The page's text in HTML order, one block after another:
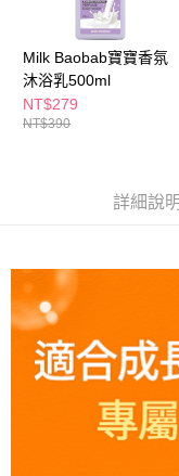
１．透過由恩沛科技股
易，需依本服務之必要
權轉讓予恩沛科技股份有
２．關於個人資料處理事
https://aftee.tw/terms/
３．未成年的使用者請事
「AFTEE先享後付」，若
請求用戶進行身份認證。
每筆NT$65，滿
付款後7-11取貨
每筆NT$65，滿
宅配(本島)
付款後寶雅門市自取(由
Milk Baobab寶寶香氛
沐浴乳500ml
NT$279
NT$390
詳細說明